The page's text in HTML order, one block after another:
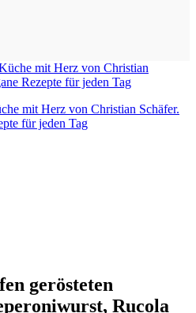
mit Herz von Christian Schäfer.
für jeden Tag
gerösteten
Rucola